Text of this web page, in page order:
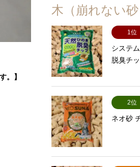
。】
木（崩れない
1位
システ
脱臭チ
2位
ネオ砂